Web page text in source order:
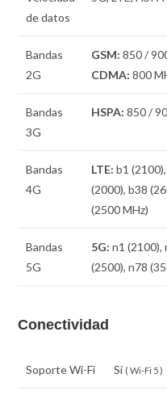
de datos
Bandas
2G
GSM: 850 /
CDMA: 800
Bandas
3G
HSPA: 850 /
Bandas
4G
LTE: b1
(2000), b38
(2500 MHz)
Bandas
5G
5G: n1 (2100),
(2500), n78
Conectividad
Soporte Wi-Fi Sí ( Wi-Fi 5 )